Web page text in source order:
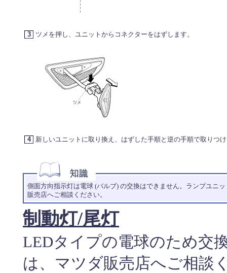
3 ツメを押し、ユニットからコネクターをはずします。
4 新しいユニットに取り換え、はずした手順と逆の手順で取りつ
側面方向指示灯は電球 (バルブ) の交換はできません。ランプユニ
販売店へご相談ください。
制動灯/尾灯
LEDタイプの電球のため交
は、マツダ販売店へご相談